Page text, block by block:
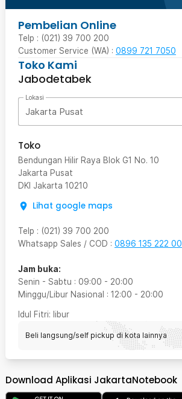
Pembelian Online
Telp : (021) 39 700 200
Customer Service (WA) : 0899 721 7050
Toko Kami
Jabodetabek
Lokasi
Jakarta Pusat
Toko
Bendungan Hilir Raya Blok G1 No. 10
Jakarta Pusat
DKI Jakarta 10210
Lihat google maps
Telp : (021) 39 700 200
Whatsapp Sales / COD : 0896 135 222 00
Jam buka:
Senin - Sabtu : 09:00 - 20:00
Minggu/Libur Nasional : 12:00 - 20:00
Idul Fitri: libur
Beli langsung/self pickup di kota lainnya
Download Aplikasi JakartaNotebook